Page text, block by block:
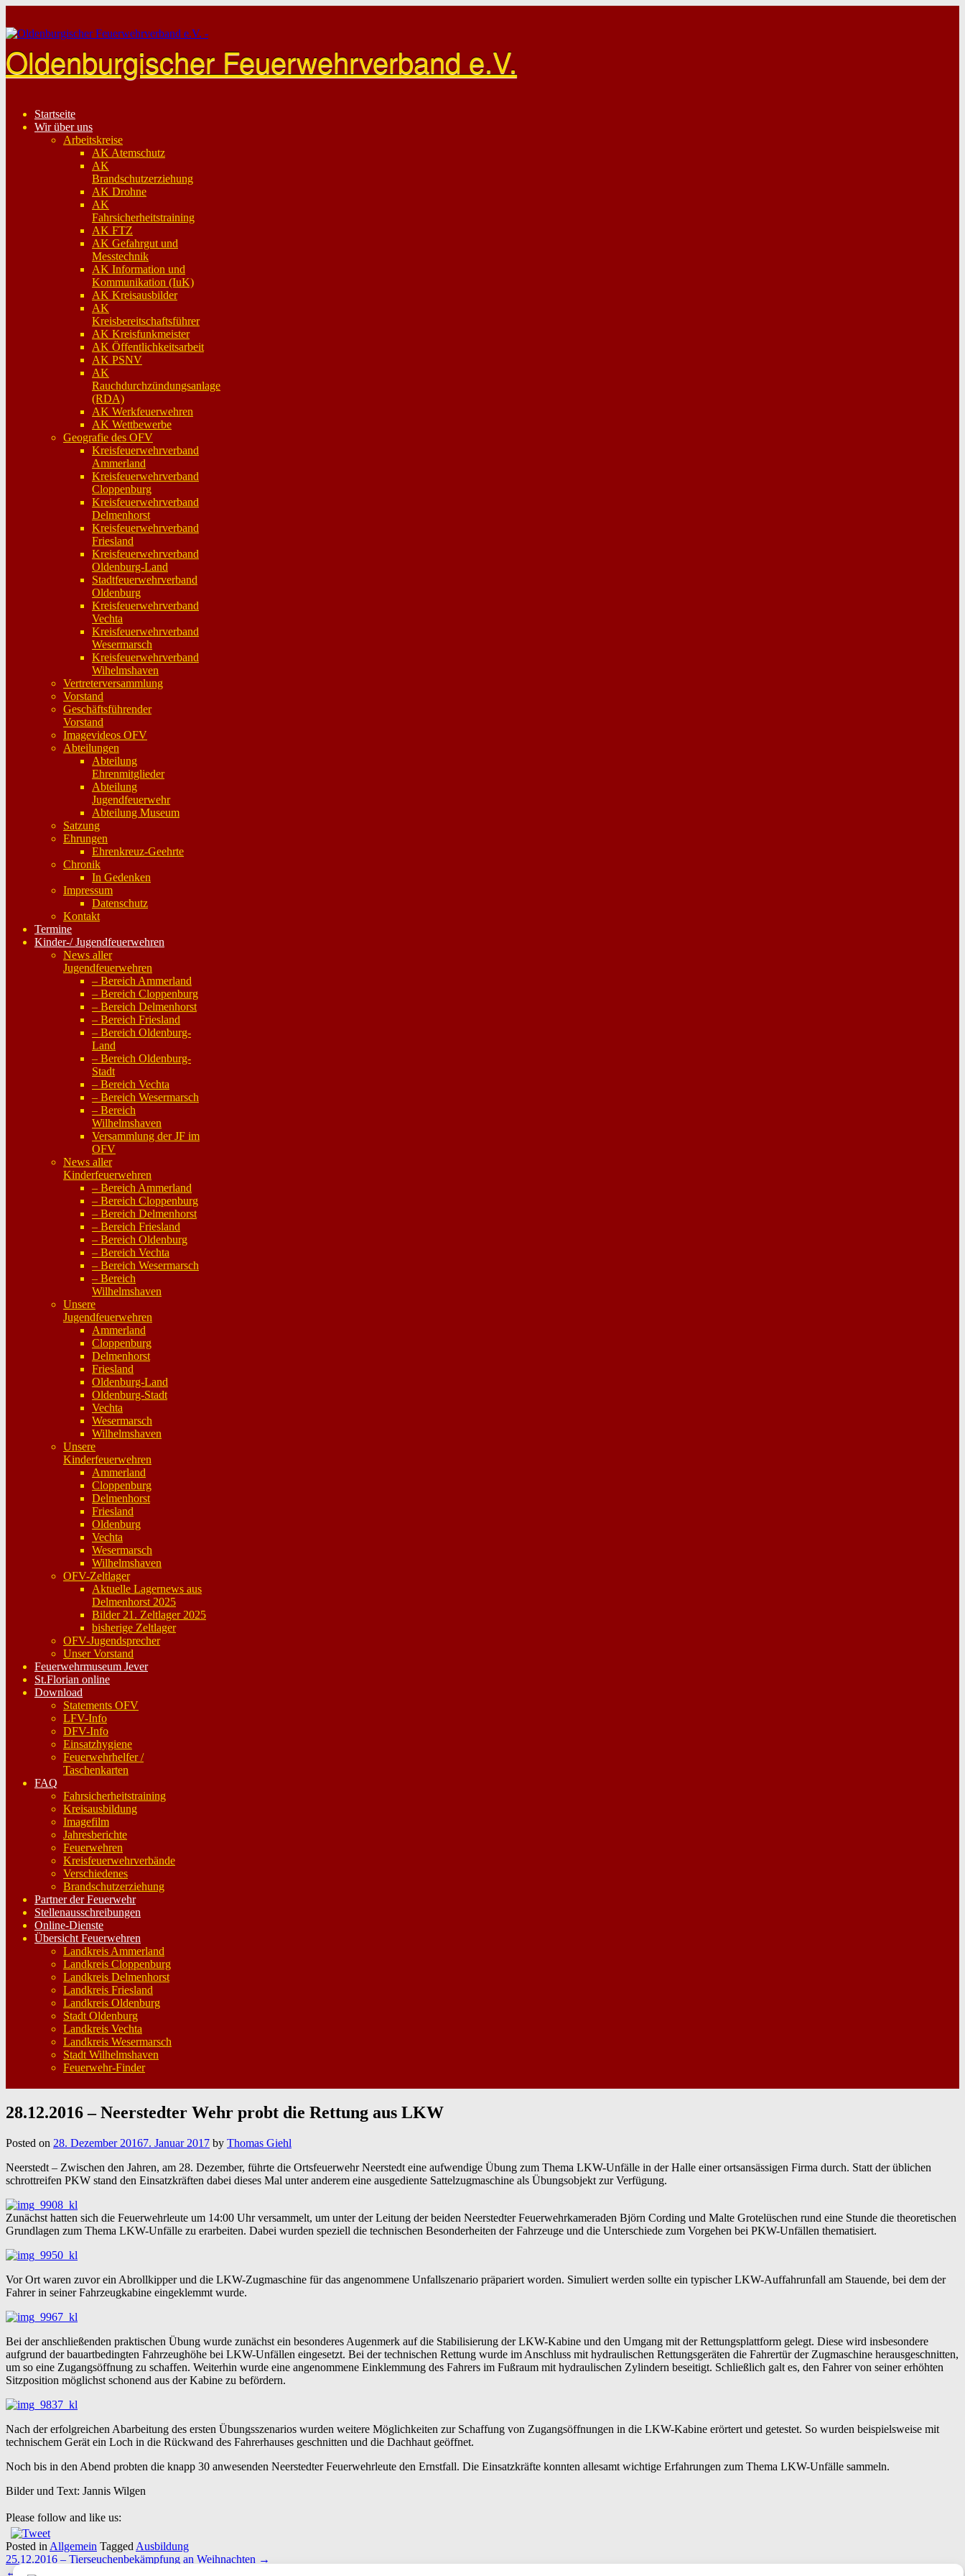
content
Oldenburgischer Feuerwehrverband e.V.
Startseite
Wir über uns
Arbeitskreise
AK Atemschutz
AK
Brandschutzerziehung
AK Drohne
AK
Fahrsicherheitstraining
AK FTZ
AK Gefahrgut und
Messtechnik
AK Information und
Kommunikation (IuK)
AK Kreisausbilder
AK
Kreisbereitschaftsführer
AK Kreisfunkmeister
AK Öffentlichkeitsarbeit
AK PSNV
AK
Rauchdurchzündungsanlage
(RDA)
AK Werkfeuerwehren
AK Wettbewerbe
Geografie des OFV
Kreisfeuerwehrverband
Ammerland
Kreisfeuerwehrverband
Cloppenburg
Kreisfeuerwehrverband
Delmenhorst
Kreisfeuerwehrverband
Friesland
Kreisfeuerwehrverband
Oldenburg-Land
Stadtfeuerwehrverband
Oldenburg
Kreisfeuerwehrverband
Vechta
Kreisfeuerwehrverband
Wesermarsch
Kreisfeuerwehrverband
Wihelmshaven
Vertreterversammlung
Vorstand
Geschäftsführender
Vorstand
Imagevideos OFV
Abteilungen
Abteilung
Ehrenmitglieder
Abteilung
Jugendfeuerwehr
Abteilung Museum
Satzung
Ehrungen
Ehrenkreuz-Geehrte
Chronik
In Gedenken
Impressum
Datenschutz
Kontakt
Termine
Kinder-/ Jugendfeuerwehren
News aller
Jugendfeuerwehren
– Bereich Ammerland
– Bereich Cloppenburg
– Bereich Delmenhorst
– Bereich Friesland
– Bereich Oldenburg-
Land
– Bereich Oldenburg-
Stadt
– Bereich Vechta
– Bereich Wesermarsch
– Bereich
Wilhelmshaven
Versammlung der JF im
OFV
News aller
Kinderfeuerwehren
– Bereich Ammerland
– Bereich Cloppenburg
– Bereich Delmenhorst
– Bereich Friesland
– Bereich Oldenburg
– Bereich Vechta
– Bereich Wesermarsch
– Bereich
Wilhelmshaven
Unsere
Jugendfeuerwehren
Ammerland
Cloppenburg
Delmenhorst
Friesland
Oldenburg-Land
Oldenburg-Stadt
Vechta
Wesermarsch
Wilhelmshaven
Unsere
Kinderfeuerwehren
Ammerland
Cloppenburg
Delmenhorst
Friesland
Oldenburg
Vechta
Wesermarsch
Wilhelmshaven
OFV-Zeltlager
Aktuelle Lagernews aus
Delmenhorst 2025
Bilder 21. Zeltlager 2025
bisherige Zeltlager
OFV-Jugendsprecher
Unser Vorstand
Feuerwehrmuseum Jever
St.Florian online
Download
Statements OFV
LFV-Info
DFV-Info
Einsatzhygiene
Feuerwehrhelfer /
Taschenkarten
FAQ
Fahrsicherheitstraining
Kreisausbildung
Imagefilm
Jahresberichte
Feuerwehren
Kreisfeuerwehrverbände
Verschiedenes
Brandschutzerziehung
Partner der Feuerwehr
Stellenausschreibungen
Online-Dienste
Übersicht Feuerwehren
Landkreis Ammerland
Landkreis Cloppenburg
Landkreis Delmenhorst
Landkreis Friesland
Landkreis Oldenburg
Stadt Oldenburg
Landkreis Vechta
Landkreis Wesermarsch
Stadt Wilhelmshaven
Feuerwehr-Finder
28.12.2016 – Neerstedter Wehr probt die Rettung aus LKW
Posted on 28. Dezember 20167. Januar 2017 by Thomas Giehl
Neerstedt – Zwischen den Jahren, am 28. Dezember, führte die Ortsfeuerwehr Neerstedt eine aufwendige Übung zum Thema LKW-Unfälle in der Halle einer ortsansässigen Firma durch. Statt der üblichen
schrottreifen PKW stand den Einsatzkräften dabei dieses Mal unter anderem eine ausgediente Sattelzugmaschine als Übungsobjekt zur Verfügung.
Zunächst hatten sich die Feuerwehrleute um 14:00 Uhr versammelt, um unter der Leitung der beiden Neerstedter Feuerwehrkameraden Björn Cording und Malte Grotelüschen rund eine Stunde die theoretischen
Grundlagen zum Thema LKW-Unfälle zu erarbeiten. Dabei wurden speziell die technischen Besonderheiten der Fahrzeuge und die Unterschiede zum Vorgehen bei PKW-Unfällen thematisiert.
Vor Ort waren zuvor ein Abrollkipper und die LKW-Zugmaschine für das angenommene Unfallszenario präpariert worden. Simuliert werden sollte ein typischer LKW-Auffahrunfall am Stauende, bei dem der
Fahrer in seiner Fahrzeugkabine eingeklemmt wurde.
Bei der anschließenden praktischen Übung wurde zunächst ein besonderes Augenmerk auf die Stabilisierung der LKW-Kabine und den Umgang mit der Rettungsplattform gelegt. Diese wird insbesondere
aufgrund der bauartbedingten Fahrzeughöhe bei LKW-Unfällen eingesetzt. Bei der technischen Rettung wurde im Anschluss mit hydraulischen Rettungsgeräten die Fahrertür der Zugmaschine herausgeschnitten,
um so eine Zugangsöffnung zu schaffen. Weiterhin wurde eine angenommene Einklemmung des Fahrers im Fußraum mit hydraulischen Zylindern beseitigt. Schließlich galt es, den Fahrer von seiner erhöhten
Sitzposition möglichst schonend aus der Kabine zu befördern.
Nach der erfolgreichen Abarbeitung des ersten Übungsszenarios wurden weitere Möglichkeiten zur Schaffung von Zugangsöffnungen in die LKW-Kabine erörtert und getestet. So wurden beispielsweise mit
technischem Gerät ein Loch in die Rückwand des Fahrerhauses geschnitten und die Dachhaut geöffnet.
Noch bis in den Abend probten die knapp 30 anwesenden Neerstedter Feuerwehrleute den Ernstfall. Die Einsatzkräfte konnten allesamt wichtige Erfahrungen zum Thema LKW-Unfälle sammeln.
Bilder und Text: Jannis Wilgen
Please follow and like us:
Posted in Allgemein Tagged Ausbildung
Post
navigation
25.12.2016 – Tierseuchenbekämpfung an Weihnachten →
←
28.12.2016 – Feuerwehr Hude löscht brennendes Fahrrad am Bahnhof